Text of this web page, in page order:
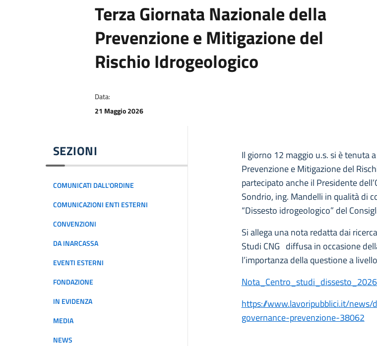
Terza Giornata Nazionale della
Prevenzione e Mitigazione del
Rischio Idrogeologico
Data:
21 Maggio 2026
SEZIONI
COMUNICATI DALL'ORDINE
COMUNICAZIONI ENTI ESTERNI
CONVENZIONI
DA INARCASSA
EVENTI ESTERNI
FONDAZIONE
IN EVIDENZA
MEDIA
NEWS
Il giorno 12 maggio u.s. si è tenuta
Prevenzione e Mitigazione del
partecipato anche il Presidente
Sondrio, ing. Mandelli in qualità di
“Dissesto idrogeologico” del
Si allega una nota redatta dai
Studi CNG diffusa in occasione
l’importanza della questione a
https://www.lavoripubblici.it/
governance-prevenzione-38062